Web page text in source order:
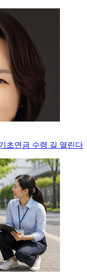
초연금 수령 길 열린다